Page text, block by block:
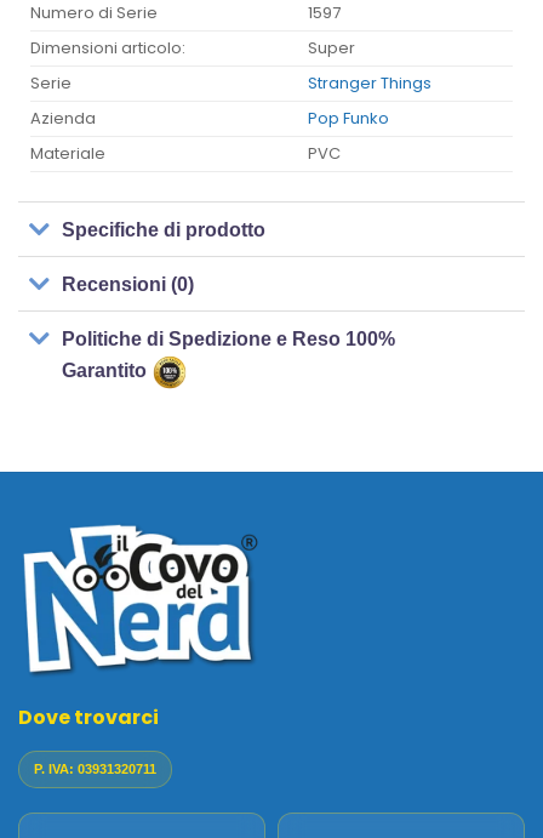
Numero di Serie
1597
Dimensioni articolo:
Super
Serie
Stranger Things
Azienda
Pop Funko
Materiale
PVC
Specifiche di prodotto
Recensioni (0)
Politiche di Spedizione e Reso 100%
Garantito
Dove trovarci
P. IVA: 03931320711